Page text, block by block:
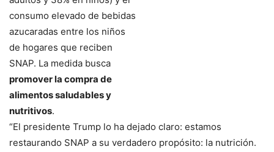
consumo elevado de bebidas
azucaradas entre los niños
de hogares que reciben
SNAP. La medida busca
promover la compra de
alimentos saludables y
nutritivos.
“El presidente Trump lo ha dejado claro: estamos
restaurando SNAP a su verdadero propósito: la nutrición.